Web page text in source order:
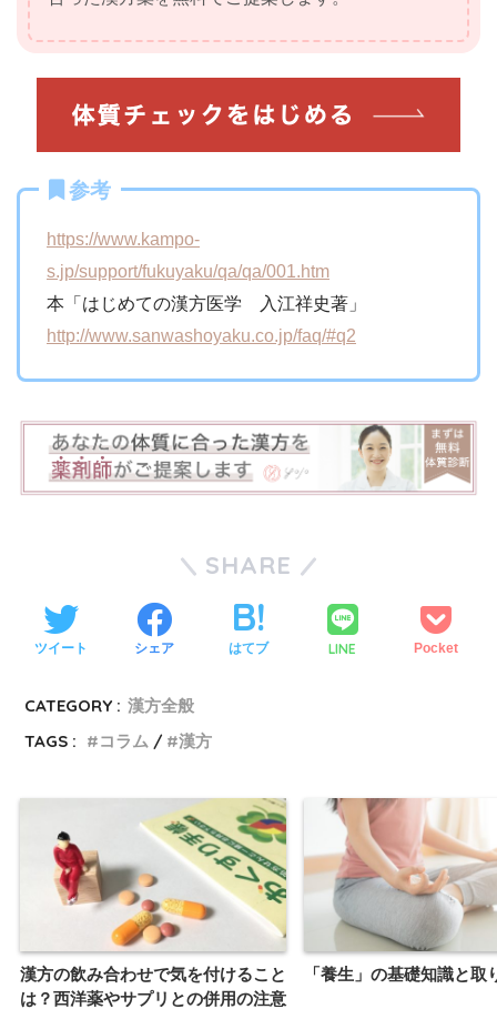
参考
https://www.kampo-
s.jp/support/fukuyaku/qa/qa/001.htm
本「はじめての漢方医学 入江祥史著」
http://www.sanwashoyaku.co.jp/faq/#q2
SHARE
ツイート シェア はてブ LINE Pocket
CATEGORY : 漢方全般
TAGS :
コラム 漢方
漢方の飲み合わせで気を付けること
は？西洋薬やサプリとの併用の注意
「養生」の基礎知識と取